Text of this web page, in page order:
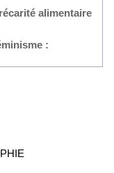
alimentaire
: